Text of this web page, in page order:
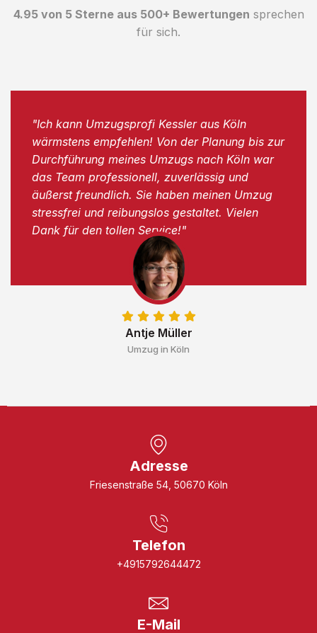
4.95 von 5 Sterne aus 500+ Bewertungen sprechen
für sich.
Antje Müller
Umzug in Köln
"Ich kann Umzugsprofi Kessler aus Köln
wärmstens empfehlen! Von der Planung bis zur
Durchführung meines Umzugs nach Köln war
das Team professionell, zuverlässig und
äußerst freundlich. Sie haben meinen Umzug
stressfrei und reibungslos gestaltet. Vielen
Dank für den tollen Service!"
Adresse
Friesenstraße 54, 50670 Köln
Telefon
+4915792644472
E-Mail